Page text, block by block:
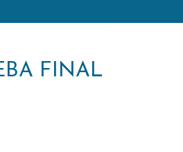
FINAL